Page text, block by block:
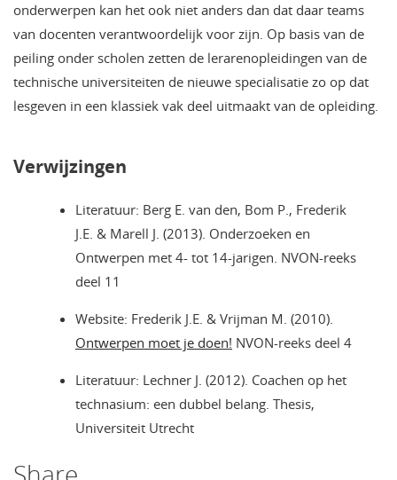
onderwerpen kan het ook niet anders dan dat daar teams
van docenten verantwoordelijk voor zijn. Op basis van de
peiling onder scholen zetten de lerarenopleidingen van de
technische universiteiten de nieuwe specialisatie zo op dat
lesgeven in een klassiek vak deel uitmaakt van de opleiding.
Verwijzingen
Literatuur: Berg E. van den, Bom P., Frederik
J.E. & Marell J. (2013). Onderzoeken en
Ontwerpen met 4- tot 14-jarigen. NVON-reeks
deel 11
Website: Frederik J.E. & Vrijman M. (2010).
Ontwerpen moet je doen! NVON-reeks deel 4
Literatuur: Lechner J. (2012). Coachen op het
technasium: een dubbel belang. Thesis,
Universiteit Utrecht